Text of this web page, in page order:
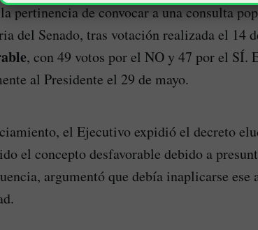
pertinencia de convocar a una consulta
del Senado, tras votación realizada el 14
, con 49 votos por el NO y 47 por el SÍ.
al Presidente el 29 de mayo.
el Ejecutivo expidió el decreto
el concepto desfavorable debido a
argumentó que debía inaplicarse ese